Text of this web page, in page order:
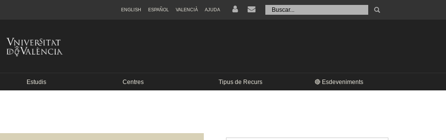
Buscar
Tramet
ENGLISH ESPAÑOL VALENCIÀ AJUDA
Estudis Centres Tipus de Recurs 🔴 Esdeveniments